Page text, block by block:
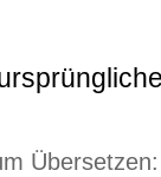
Übersetzen: